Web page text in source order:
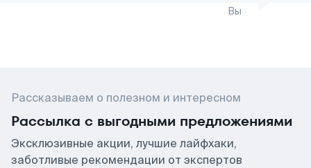
Вы
Рассказываем о полезном и интересном
Рассылка с выгодными предложениями
Эксклюзивные акции, лучшие лайфхаки,
заботливые рекомендации от экспертов